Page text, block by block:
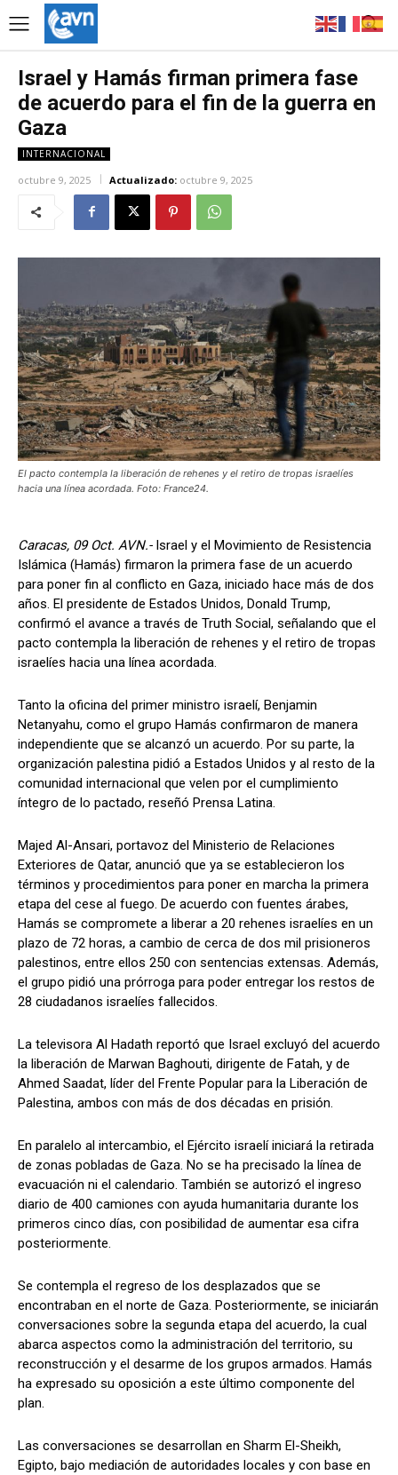
Israel y Hamás firman primera fase
de acuerdo para el fin de la guerra en
Gaza
INTERNACIONAL
octubre 9, 2025 Actualizado: octubre 9, 2025
El pacto contempla la liberación de rehenes y el retiro de tropas israelíes
hacia una línea acordada. Foto: France24.
Caracas, 09 Oct. AVN.- Israel y el Movimiento de Resistencia
Islámica (Hamás) firmaron la primera fase de un acuerdo
para poner fin al conflicto en Gaza, iniciado hace más de dos
años. El presidente de Estados Unidos, Donald Trump,
confirmó el avance a través de Truth Social, señalando que el
pacto contempla la liberación de rehenes y el retiro de tropas
israelíes hacia una línea acordada.
Tanto la oficina del primer ministro israelí, Benjamin
Netanyahu, como el grupo Hamás confirmaron de manera
independiente que se alcanzó un acuerdo. Por su parte, la
organización palestina pidió a Estados Unidos y al resto de la
comunidad internacional que velen por el cumplimiento
íntegro de lo pactado, reseñó Prensa Latina.
Majed Al-Ansari, portavoz del Ministerio de Relaciones
Exteriores de Qatar, anunció que ya se establecieron los
términos y procedimientos para poner en marcha la primera
etapa del cese al fuego. De acuerdo con fuentes árabes,
Hamás se compromete a liberar a 20 rehenes israelíes en un
plazo de 72 horas, a cambio de cerca de dos mil prisioneros
palestinos, entre ellos 250 con sentencias extensas. Además,
el grupo pidió una prórroga para poder entregar los restos de
28 ciudadanos israelíes fallecidos.
La televisora Al Hadath reportó que Israel excluyó del acuerdo
la liberación de Marwan Baghouti, dirigente de Fatah, y de
Ahmed Saadat, líder del Frente Popular para la Liberación de
Palestina, ambos con más de dos décadas en prisión.
En paralelo al intercambio, el Ejército israelí iniciará la retirada
de zonas pobladas de Gaza. No se ha precisado la línea de
evacuación ni el calendario. También se autorizó el ingreso
diario de 400 camiones con ayuda humanitaria durante los
primeros cinco días, con posibilidad de aumentar esa cifra
posteriormente.
Se contempla el regreso de los desplazados que se
encontraban en el norte de Gaza. Posteriormente, se iniciarán
conversaciones sobre la segunda etapa del acuerdo, la cual
abarca aspectos como la administración del territorio, su
reconstrucción y el desarme de los grupos armados. Hamás
ha expresado su oposición a este último componente del
plan.
Las conversaciones se desarrollan en Sharm El-Sheikh,
Egipto, bajo mediación de autoridades locales y con base en